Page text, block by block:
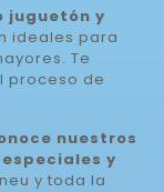
juguetón y
ideales para
Te
proceso de
nuestros
y
y toda la